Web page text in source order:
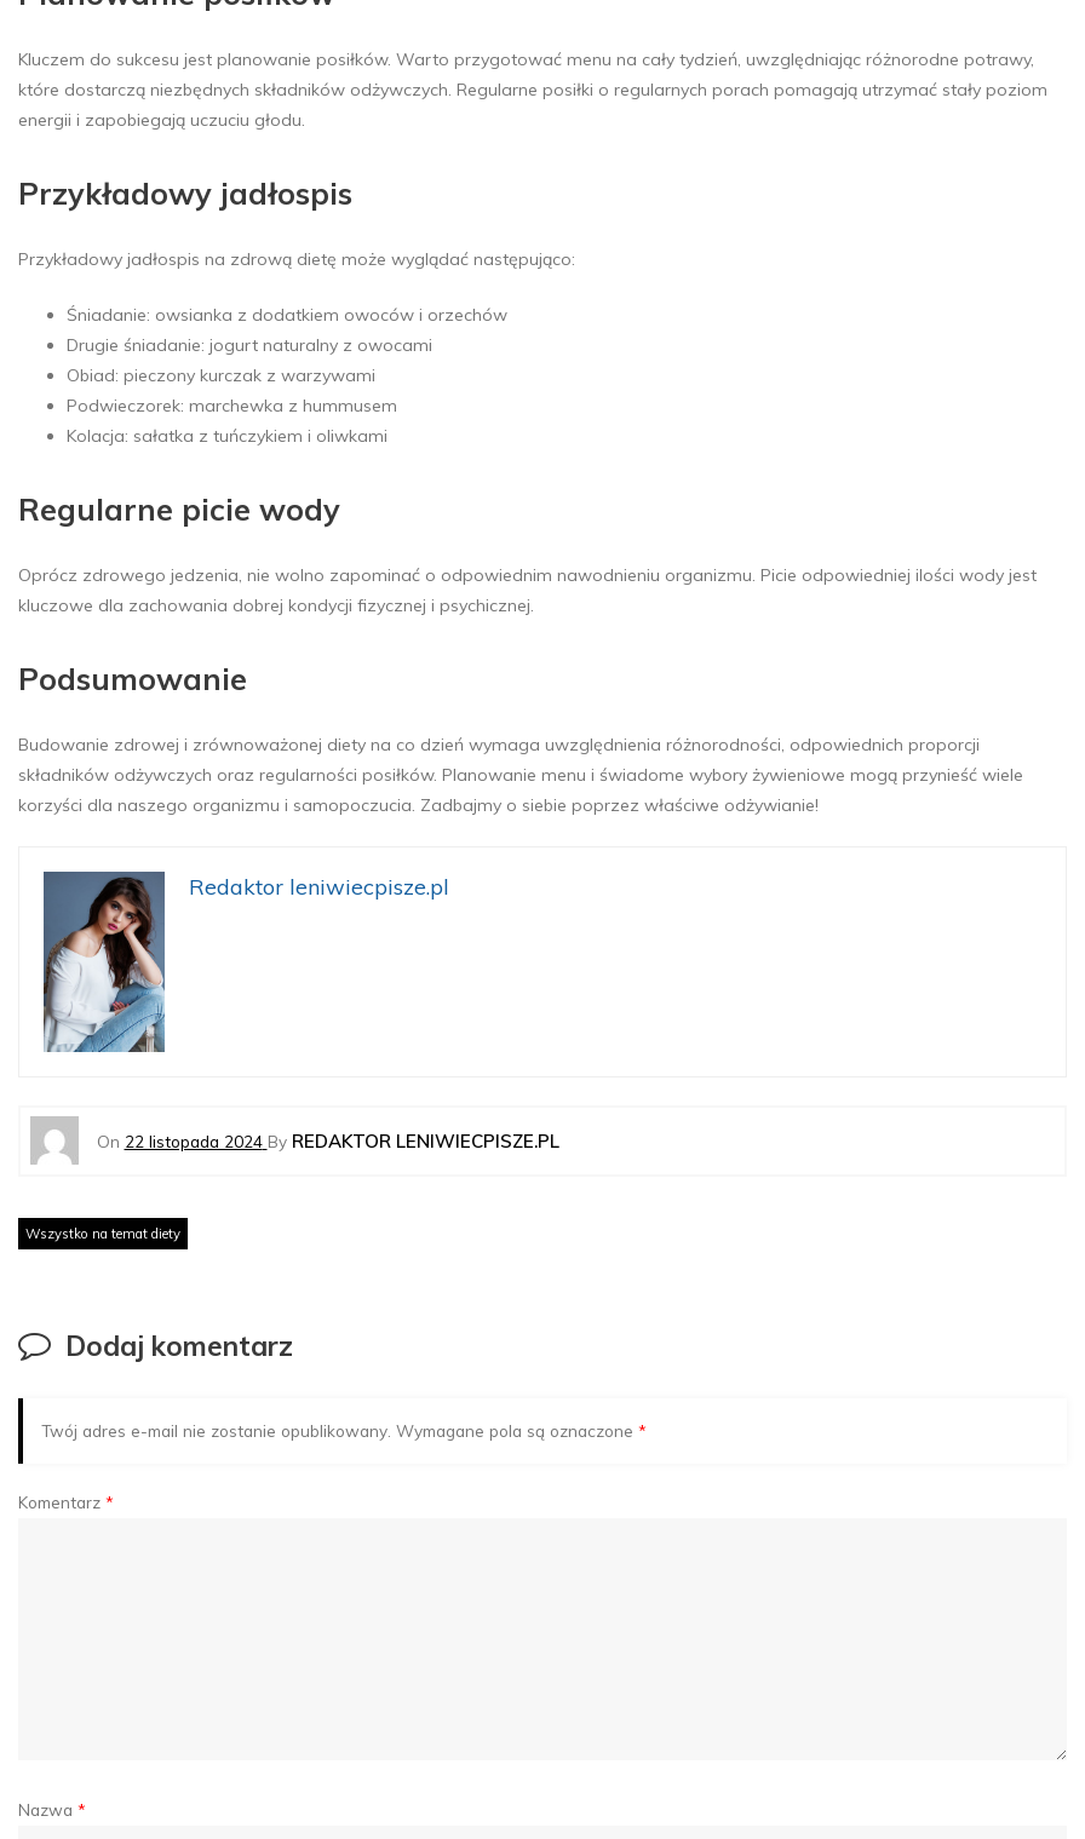
Kluczem do sukcesu jest planowanie posiłków. Warto przygotować menu na cały tydzień, uwzględniając różnorodne potrawy,
które dostarczą niezbędnych składników odżywczych. Regularne posiłki o regularnych porach pomagają utrzymać stały poziom
energii i zapobiegają uczuciu głodu.
Przykładowy jadłospis
Przykładowy jadłospis na zdrową dietę może wyglądać następująco:
Śniadanie: owsianka z dodatkiem owoców i orzechów
Drugie śniadanie: jogurt naturalny z owocami
Obiad: pieczony kurczak z warzywami
Podwieczorek: marchewka z hummusem
Kolacja: sałatka z tuńczykiem i oliwkami
Regularne picie wody
Oprócz zdrowego jedzenia, nie wolno zapominać o odpowiednim nawodnieniu organizmu. Picie odpowiedniej ilości wody jest
kluczowe dla zachowania dobrej kondycji fizycznej i psychicznej.
Podsumowanie
Budowanie zdrowej i zrównoważonej diety na co dzień wymaga uwzględnienia różnorodności, odpowiednich proporcji
składników odżywczych oraz regularności posiłków. Planowanie menu i świadome wybory żywieniowe mogą przynieść wiele
korzyści dla naszego organizmu i samopoczucia. Zadbajmy o siebie poprzez właściwe odżywianie!
Redaktor leniwiecpisze.pl
On 22 listopada 2024 By REDAKTOR LENIWIECPISZE.PL
Wszystko na temat diety
Dodaj komentarz
Twój adres e-mail nie zostanie opublikowany. Wymagane pola są oznaczone *
Komentarz *
Nazwa *